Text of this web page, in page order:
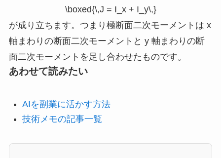
\boxed{\,J = I_x + I_y\,}
が成り立ちます。つまり極断面二次モーメントは x
軸まわりの断面二次モーメントと y軸まわりの断
面二次モーメントを足し合わせたものです。
あわせて読みたい
AIを副業に活かす方法
技術メモの記事一覧